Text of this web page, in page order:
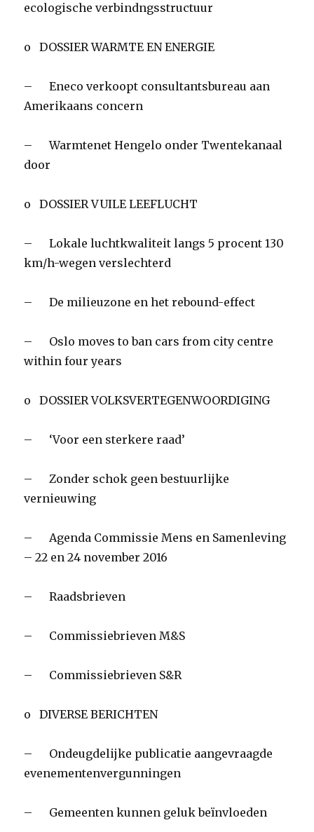
ecologische verbindngsstructuur
o DOSSIER WARMTE EN ENERGIE
– Eneco verkoopt consultantsbureau aan
Amerikaans concern
– Warmtenet Hengelo onder Twentekanaal
door
o DOSSIER VUILE LEEFLUCHT
– Lokale luchtkwaliteit langs 5 procent 130
km/h-wegen verslechterd
– De milieuzone en het rebound-effect
– Oslo moves to ban cars from city centre
within four years
o DOSSIER VOLKSVERTEGENWOORDIGING
– ‘Voor een sterkere raad’
– Zonder schok geen bestuurlijke
vernieuwing
– Agenda Commissie Mens en Samenleving
– 22 en 24 november 2016
– Raadsbrieven
– Commissiebrieven M&S
– Commissiebrieven S&R
o DIVERSE BERICHTEN
– Ondeugdelijke publicatie aangevraagde
evenementenvergunningen
– Gemeenten kunnen geluk beïnvloeden